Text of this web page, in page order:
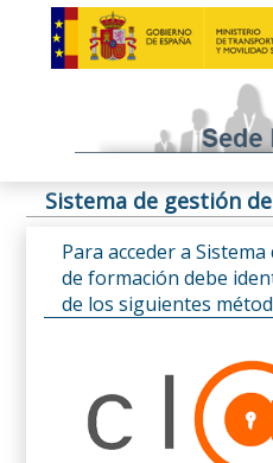
Sistema de gestión
Para acceder a
de formación debe
de los siguientes